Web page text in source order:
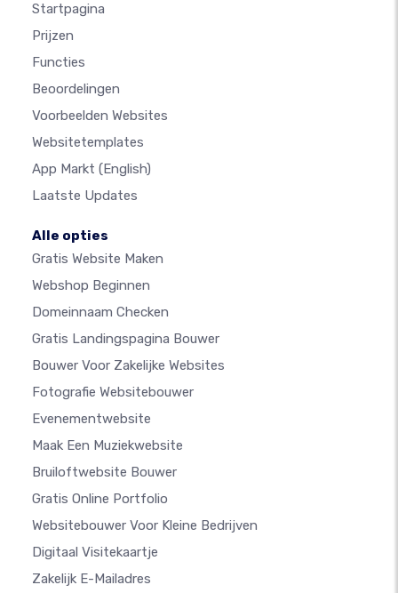
Startpagina
Prijzen
Functies
Beoordelingen
Voorbeelden Websites
Websitetemplates
App Markt (English)
Laatste Updates
Alle opties
Gratis Website Maken
Webshop Beginnen
Domeinnaam Checken
Gratis Landingspagina Bouwer
Bouwer Voor Zakelijke Websites
Fotografie Websitebouwer
Evenementwebsite
Maak Een Muziekwebsite
Bruiloftwebsite Bouwer
Gratis Online Portfolio
Websitebouwer Voor Kleine Bedrijven
Digitaal Visitekaartje
Zakelijk E-Mailadres